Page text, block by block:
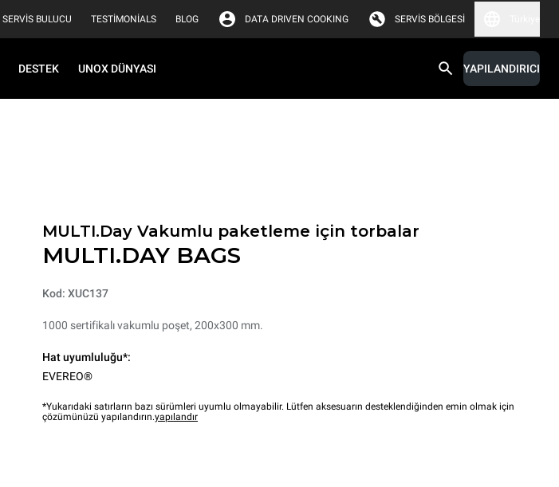
SERVIS BULUCU TESTIMONIALS BLOG DATA DRIVEN COOKING SERVIS BÖLGESI
DESTEK UNOX DÜNYASI YAPILANDIRICI
MULTI.Day Vakumlu paketleme için torbalar
MULTI.DAY BAGS
Kod: XUC137
1000 sertifikalı vakumlu poşet, 200x300 mm.
Hat uyumluluğu*:
EVEREO®
*Yukarıdaki satırların bazı sürümleri uyumlu olmayabilir. Lütfen aksesuarın desteklendiğinden emin olmak için
çözümünüzü yapılandırın.yapılandır